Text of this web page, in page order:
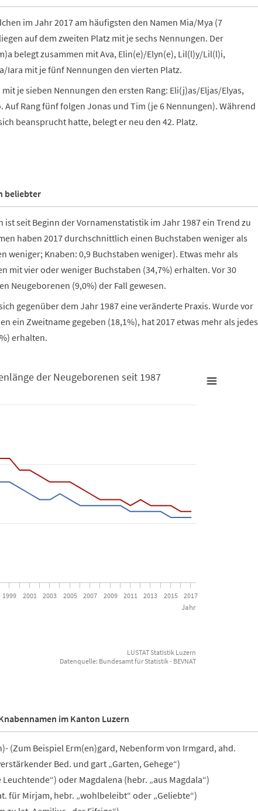
im Jahr 2017 am häufigsten den Namen Mia/Mya (7
auf dem zweiten Platz mit je sechs Nennungen. Der
belegt zusammen mit Ava, Elin(e)/Elyn(e), Lil(l)y/Lil(l)i,
mit je fünf Nennungen den vierten Platz.
je sieben Nennungen den ersten Rang: Eli(j)as/Eljas/Elyas,
Rang fünf folgen Jonas und Tim (je 6 Nennungen). Während
beansprucht hatte, belegt er neu den 42. Platz.
beliebter
seit Beginn der Vornamenstatistik im Jahr 1987 ein Trend zu
haben 2017 durchschnittlich einen Buchstaben weniger als
weniger; Knaben: 0,9 Buchstaben weniger). Etwas mehr als
mit vier oder weniger Buchstaben (34,7%) erhalten. Vor 30
Neugeborenen (9,0%) der Fall gewesen.
gegenüber dem Jahr 1987 eine veränderte Praxis. Wurde vor
ein Zweitname gegeben (18,1%), hat 2017 etwas mehr als jedes
erhalten.
seit 1987
der Neugeborenen seit 1987
Data ranges from 5.1 to 6.4.
Jahr
der Neugeborenen seit 1987
1999 2001 2003 2005 2007 2009 2011 2013 2015 2017
LUSTAT Statistik Luzern
Datenquelle: Bundesamt für Statistik - BEVNAT
im Kanton Luzern
(Zum Beispiel Erm(en)gard, Nebenform von Irmgard, ahd.
Bed. und gart „Garten, Gehege“)
oder Magdalena (hebr. „aus Magdala“)
für Mirjam, hebr. „wohlbeleibt“ oder „Geliebte“)